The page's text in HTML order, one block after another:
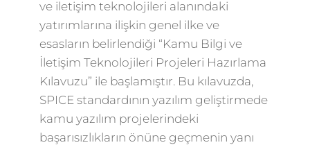
ve iletişim teknolojileri alanındaki
yatırımlarına ilişkin genel ilke ve
esasların belirlendiği “Kamu Bilgi ve
İletişim Teknolojileri Projeleri Hazırlama
Kılavuzu” ile başlamıştır. Bu kılavuzda,
SPICE standardının yazılım geliştirmede
kamu yazılım projelerindeki
başarısızlıkların önüne geçmenin yanı